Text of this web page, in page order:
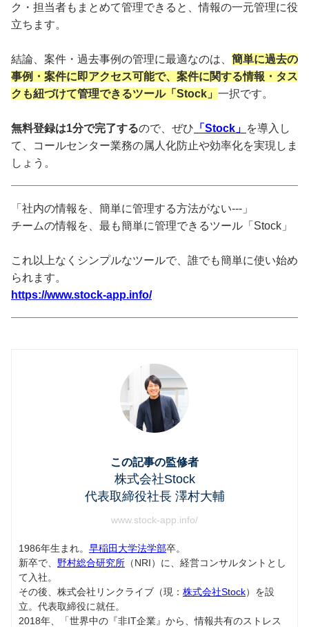
ク・担当者もまとめて管理できると、情報の一元管理に役
立ちます。
結論、案件・過去事例の管理に最適なのは、 簡単に過去の
事例・案件に即アクセス可能で、案件に関する情報・タス
クも紐づけて管理できるツール「Stock」 一択です。
無料登録は1分で完了するので、ぜひ 「Stock」 を導入し
て、コールセンター業務の属人化防止や効率化を実現しま
しょう。
「社内の情報を、簡単に管理する方法がない---」
チームの情報を、最も簡単に管理できるツール「Stock」
これ以上なくシンプルなツールで、誰でも簡単に使い始め
られます。
https://www.stock-app.info/
この記事の監修者
株式会社Stock
代表取締役社長 澤村大輔
www.stock-app.info/
1986年生まれ。 早稲田大学法学部卒。
新卒で、 野村総合研究所 （NRI）に、経営コンサルタントとし
て入社。
その後、株式会社リンクライブ（現： 株式会社Stock）を設
立。代表取締役に就任。
2018年、「世界中の『非IT企業』から、情報共有のストレス